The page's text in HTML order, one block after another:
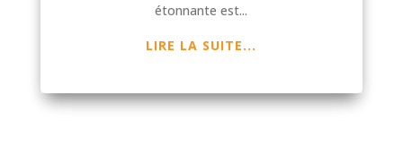
étonnante est...
LIRE LA SUITE...